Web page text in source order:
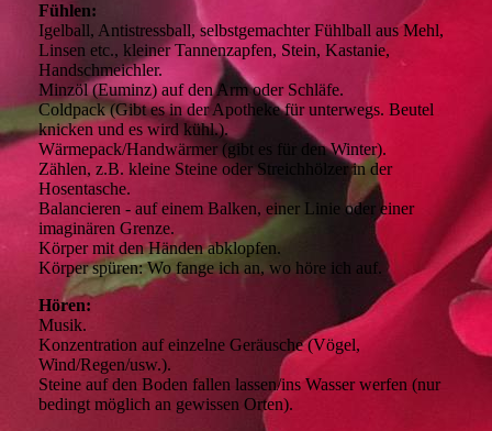
Fühlen:
Igelball, Antistressball, selbstgemachter Fühlball aus Mehl,
Linsen etc., kleiner Tannenzapfen, Stein, Kastanie,
Handschmeichler.
Minzöl (Euminz) auf den Arm oder Schläfe.
Coldpack (Gibt es in der Apotheke für unterwegs. Beutel
knicken und es wird kühl.).
Wärmepack/Handwärmer (gibt es für den Winter).
Zählen, z.B. kleine Steine oder Streichhölzer in der
Hosentasche.
Balancieren - auf einem Balken, einer Linie oder einer
imaginären Grenze.
Körper mit den Händen abklopfen.
Körper spüren: Wo fange ich an, wo höre ich auf.
Hören:
Musik.
Konzentration auf einzelne Geräusche (Vögel,
Wind/Regen/usw.).
Steine auf den Boden fallen lassen/ins Wasser werfen (nur
bedingt möglich an gewissen Orten).